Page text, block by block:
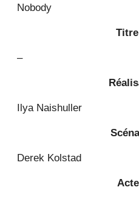
Nobody
–
Ilya Naishuller
Derek Kolstad